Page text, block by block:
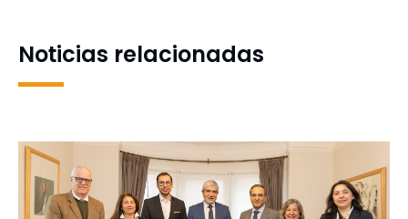
Noticias relacionadas